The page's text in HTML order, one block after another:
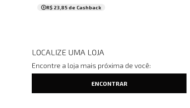
R$ 23,85 de Cashback
LOCALIZE UMA LOJA
Encontre a loja mais próxima de você: